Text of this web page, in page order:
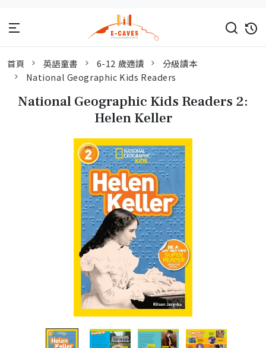
首頁 英語童書 6-12 歲適讀
分級讀本
National Geographic Kids Readers
National Geographic Kids Readers 2:
Helen Keller